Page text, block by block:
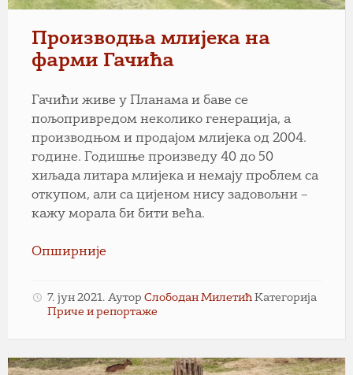
Производња млијека на
фарми Гачића
Гачићи живе у Планама и баве се
пољопривредом неколико генерација, а
производњом и продајом млијека од 2004.
године. Годишње произведу 40 до 50
хиљада литара млијека и немају проблем са
откупом, али са цијеном нису задовољни –
кажу морала би бити већа.
Опширније
7. јун 2021. Аутор Слободан Милетић Категорија
Приче и репортаже